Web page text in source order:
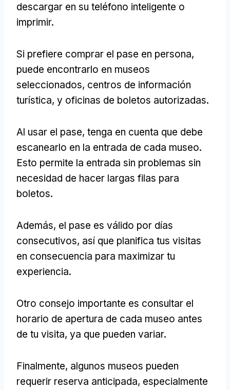
descargar en su teléfono inteligente o
imprimir.
Si prefiere comprar el pase en persona,
puede encontrarlo en museos
seleccionados, centros de información
turística, y oficinas de boletos autorizadas.
Al usar el pase, tenga en cuenta que debe
escanearlo en la entrada de cada museo.
Esto permite la entrada sin problemas sin
necesidad de hacer largas filas para
boletos.
Además, el pase es válido por días
consecutivos, así que planifica tus visitas
en consecuencia para maximizar tu
experiencia.
Otro consejo importante es consultar el
horario de apertura de cada museo antes
de tu visita, ya que pueden variar.
Finalmente, algunos museos pueden
requerir reserva anticipada, especialmente